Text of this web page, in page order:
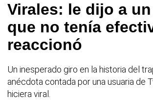
Virales: le dijo a
que no tenía
reaccionó
Un inesperado giro en la historia del
anécdota contada por una usuaria de
hiciera viral.